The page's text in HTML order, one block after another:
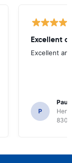
Excellent
Excellent
P
Paul
8300